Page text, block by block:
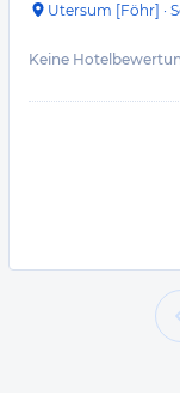
Utersum [Föhr] ·
Keine